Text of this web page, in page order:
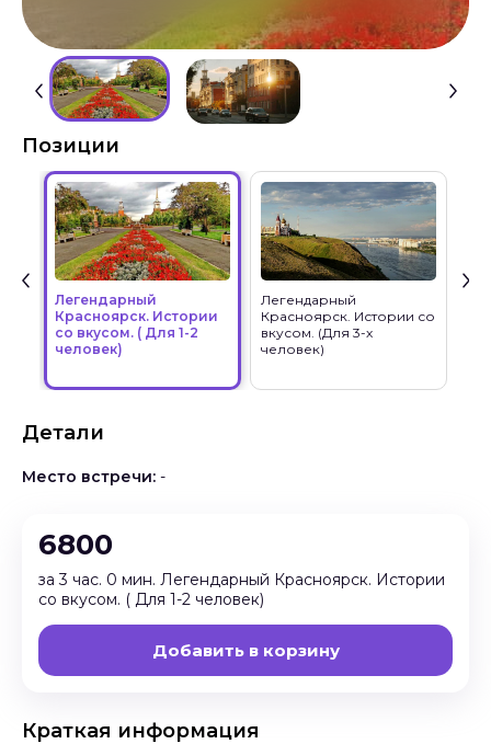
Позиции
Легендарный
Красноярск. Истории
со вкусом. ( Для 1-2
человек)
Легендарный
Красноярск. Истории со
вкусом. (Для 3-х
человек)
Детали
Место встречи: -
6800
за 3 час. 0 мин. Легендарный Красноярск. Истории
со вкусом. ( Для 1-2 человек)
Добавить в корзину
Краткая информация